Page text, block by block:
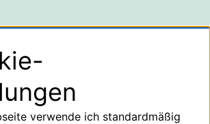
verwende ich standardmäßig